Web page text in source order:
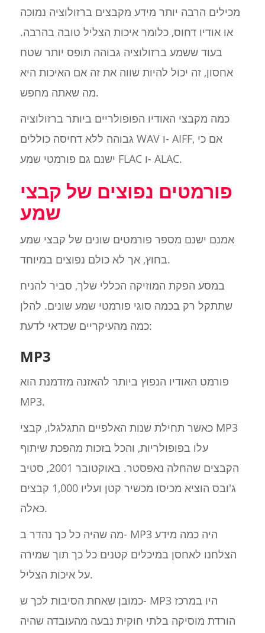
מכילים הרבה יותר מידע מקבצים ברזולוציה נמוכה
או אודיו דחוס, כלומר איכות הצליל טובה בהרבה.
בעוד ששמע ברזולוציה גבוהה תופס יותר שטח
אחסון, זה יכול להיות שווה את זה אם האיכות היא
מה שאתה מחפש.
כמה מקבצי האודיו הפופולריים ביותר ברזולוציה
גבוהה ללא דחיסה כוללים WAV ו- AIFF, אם כי
ישנם גם פורמטי שמע FLAC ו- ALAC.
פורמטים נפוצים של קבצי
שמע
אמנם ישנם מספר פורמטים שונים של קבצי שמע
בחוץ, אך לא כולם נפוצים במיוחד.
במסע הפקת המוזיקה הכללי שלך, סביר להניח
שתתקל רק בכמה סוגי פורמטי שמע שונים. להלן
כמה מהעיקריים שכדאי לדעת:
MP3
פורמט האודיו הנפוץ ביותר להאזנה מזדמנת הוא
MP3.
כאשר תחילת שנות האלפיים התגלגלו, קבצי MP3
עלו בפופולריות, והכל בזכות מהפכת שיתוף
הקבצים שהחלה נאפסטר. באוקטובר 2001, סטיב
ג'ובס הוציא מכיסו מכשיר קטן ועליו 1,000 קבצים
כאלה.
מה שהיה כל כך נהדר ב- MP3 היה כמה מידע
הצלחנו לאחסן במיכלים קטנים כל כך תוך שמירה
על איכות הצליל.
כמובן שאחת הסיבות לכך ש- MP3 היו במרכז
הורדת מוסיקה בלתי חוקית נבעה מהעובדה שהיה